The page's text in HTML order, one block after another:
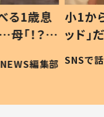
「ギフテ
給食”を
和の親
NEWS編集部
ひ孫
が、抱
「涙
い」